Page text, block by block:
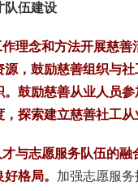
队伍建设
理念和方法开展慈
，鼓励慈善组织与
鼓励慈善从业人员
探索建立慈善社工
与志愿服务队伍的
格局。 加强志愿服